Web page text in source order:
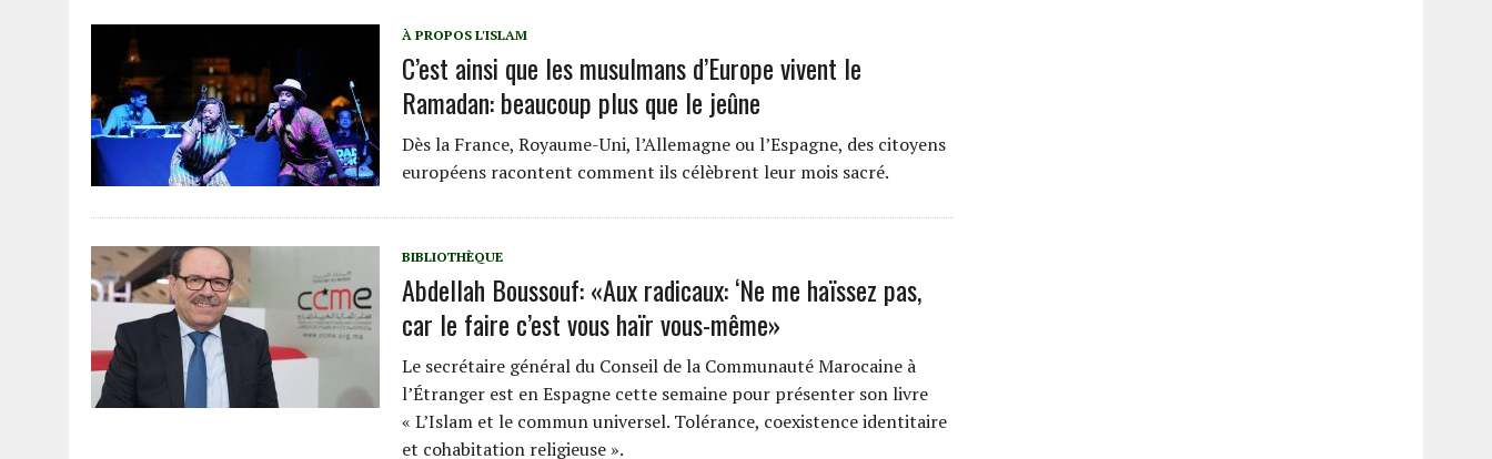
À PROPOS L'ISLAM
C’est ainsi que les musulmans d’Europe vivent le
Ramadan: beaucoup plus que le jeûne
Dès la France, Royaume-Uni, l’Allemagne ou l’Espagne, des citoyens
européens racontent comment ils célèbrent leur mois sacré.
BIBLIOTHÈQUE
Abdellah Boussouf: «Aux radicaux: ‘Ne me haïssez pas,
car le faire c’est vous haïr vous-même»
Le secrétaire général du Conseil de la Communauté Marocaine à
l’Étranger est en Espagne cette semaine pour présenter son livre
« L’Islam et le commun universel. Tolérance, coexistence identitaire
et cohabitation religieuse ».